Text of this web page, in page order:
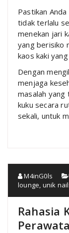
Pastikan
tidak terlalu
menekan jari
yang berisiko
kaos kaki
Dengan
menjaga
masalah yang
kuku secara
sekali, untuk
M4inG0ls
lounge unik
Rahasia